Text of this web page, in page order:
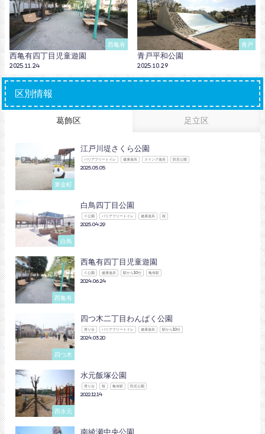
西亀有
西亀有四丁目児童遊園
2025.11.24
青戸
青戸平和公園
2025.10.29
区別情報
葛飾区 足立区
東金町
江戸川堤さくら公園
バリアフリートイレ 健康遊具 スイング遊具 防災公園
2025.05.05
白鳥
白鳥四丁目公園
Ｃ公園 バリアフリートイレ 健康遊具 桜
2025.04.29
西亀有
西亀有四丁目児童遊園
Ｃ公園 健康遊具 駅から10分 亀有駅
2024.06.24
四つ木
四つ木二丁目わんぱく公園
滑り台 バリアフリートイレ 健康遊具 駅から10分
2024.03.20
西水元
水元飯塚公園
滑り台 桜 亀有駅 防災公園
2022.12.14
南綾瀬中央公園